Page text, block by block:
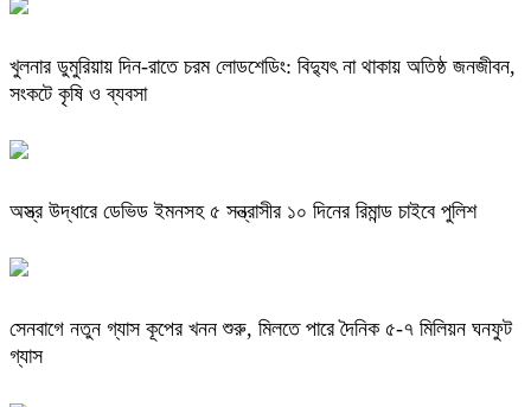
খুলনার ডুমুরিয়ায় দিন-রাতে চরম লোডশেডিং: বিদ্যুৎ না থাকায় অতিষ্ঠ জনজীবন,
সংকটে কৃষি ও ব্যবসা
অস্ত্র উদ্ধারে ডেভিড ইমনসহ ৫ সন্ত্রাসীর ১০ দিনের রিমান্ড চাইবে পুলিশ
সেনবাগে নতুন গ্যাস কূপের খনন শুরু, মিলতে পারে দৈনিক ৫-৭ মিলিয়ন ঘনফুট
গ্যাস